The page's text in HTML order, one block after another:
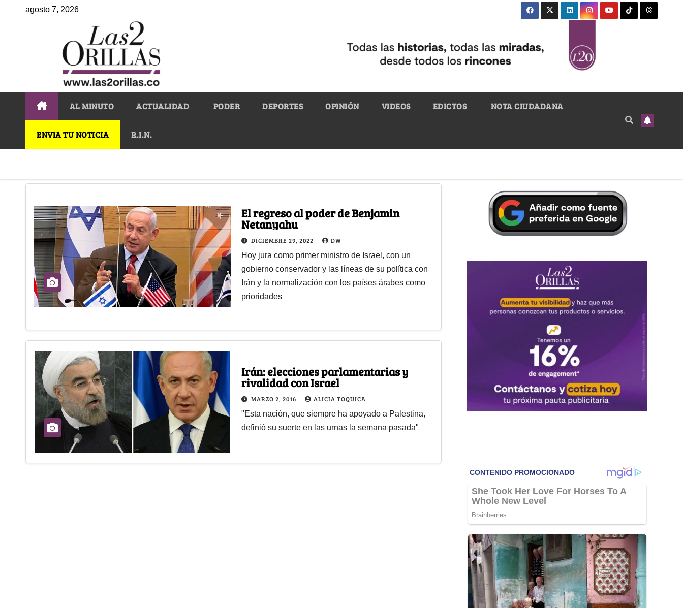
agosto 7, 2026
AL MINUTO ACTUALIDAD PODER DEPORTES OPINIÓN VIDEOS EDICTOS NOTA CIUDADANA
ENVIA TU NOTICIA R.I.N.
El regreso al poder de Benjamin
Netanyahu
DICIEMBRE 29, 2022 DW
Hoy jura como primer ministro de Israel, con un
gobierno conservador y las líneas de su política con
Irán y la normalización con los países árabes como
prioridades
Irán: elecciones parlamentarias y
rivalidad con Israel
MARZO 2, 2016 ALICIA TOQUICA
"Esta nación, que siempre ha apoyado a Palestina,
definió su suerte en las urnas la semana pasada"